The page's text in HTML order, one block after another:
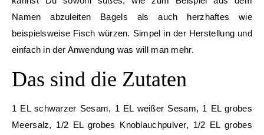
Namen abzuleiten Bagels als auch herzhaftes wie
beispielsweise Fisch würzen. Simpel in der Herstellung und
einfach in der Anwendung was will man mehr.
Das sind die Zutaten
1 EL schwarzer Sesam, 1 EL weißer Sesam, 1 EL grobes
Meersalz, 1/2 EL grobes Knoblauchpulver, 1/2 EL grobes